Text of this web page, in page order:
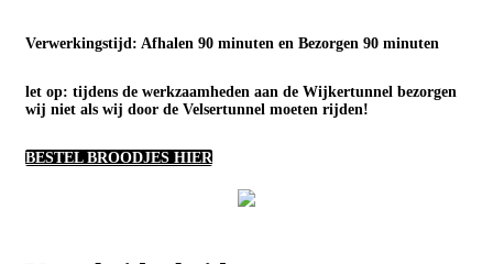
Verwerkingstijd: Afhalen 90 minuten en Bezorgen 90 minuten
let op: tijdens de werkzaamheden aan de Wijkertunnel bezorgen
wij niet als wij door de Velsertunnel moeten rijden!
BESTEL BROODJES HIER